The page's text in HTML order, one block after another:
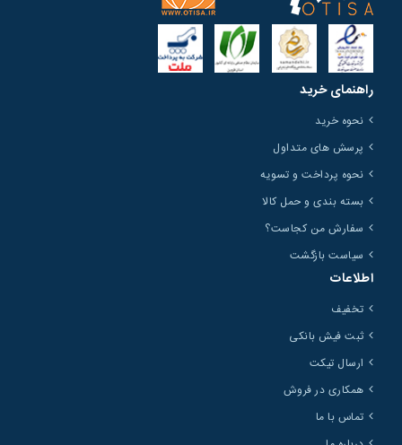
راهنمای خرید
نحوه خرید
پرسش های متداول
نحوه پرداخت و تسویه
بسته بندی و حمل کالا
سفارش من کجاست؟
سیاست بازگشت
اطلاعات
تخفیف
ثبت فیش بانکی
ارسال تیکت
همکاری در فروش
تماس با ما